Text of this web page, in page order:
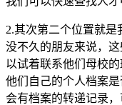
2.其次第二个位置就
没不久的朋友来说，
以试着联系他们母校
他们自己的个人档案
会有档案的转递记录